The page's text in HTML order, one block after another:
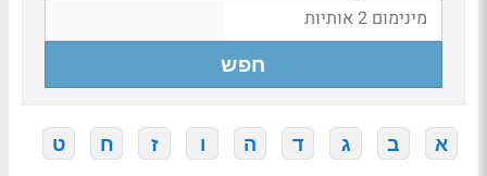
חפש
א ב ג ד ה ו ז ח ט